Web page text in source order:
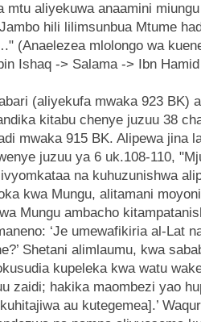
mtu aliyekuwa anaamini
hili lilimsunbua Mtume
(Anaelezea mlolongo wa
Ishaq -> Salama -> Ibn
(aliyekufa mwaka 923 BK)
kitabu chenye juzuu 38
mwaka 915 BK. Alipewa jina
juzuu ya 6 uk.108-110,
na kuhuzunishwa
kwa Mungu, alitamani
Mungu ambacho
‘Je umewafikiria al-Lat
Shetani alimlaumu, kwa
kupeleka kwa watu
zaidi; hakika maombezi yao
au kutegemea].’